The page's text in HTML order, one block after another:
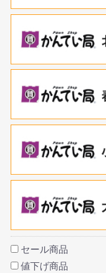
セール商品
値下げ商品